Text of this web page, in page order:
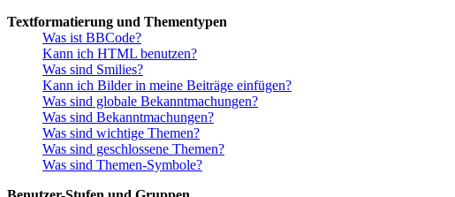
Textformatierung und Thementypen
Was ist BBCode?
Kann ich HTML benutzen?
Was sind Smilies?
Kann ich Bilder in meine Beiträge einfügen?
Was sind globale Bekanntmachungen?
Was sind Bekanntmachungen?
Was sind wichtige Themen?
Was sind geschlossene Themen?
Was sind Themen-Symbole?